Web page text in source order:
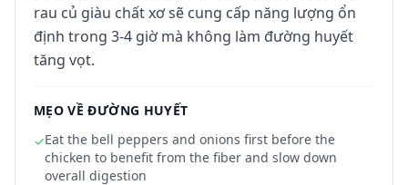
rau củ giàu chất xơ sẽ cung cấp năng lượng ổn
định trong 3-4 giờ mà không làm đường huyết
tăng vọt.
MẸO VỀ ĐƯỜNG HUYẾT
✓Eat the bell peppers and onions first before the
chicken to benefit from the fiber and slow down
overall digestion